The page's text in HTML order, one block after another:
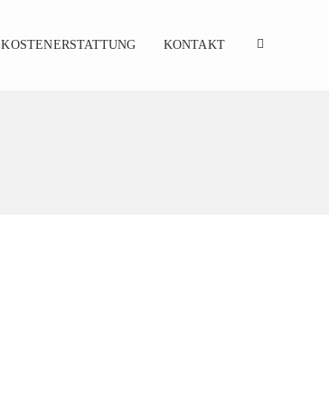
KOSTENERSTATTUNG KONTAKT